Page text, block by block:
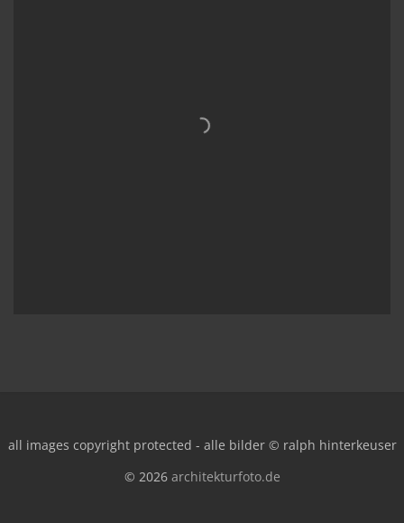
all images copyright protected - alle bilder © ralph hinterkeuser
© 2026 architekturfoto.de